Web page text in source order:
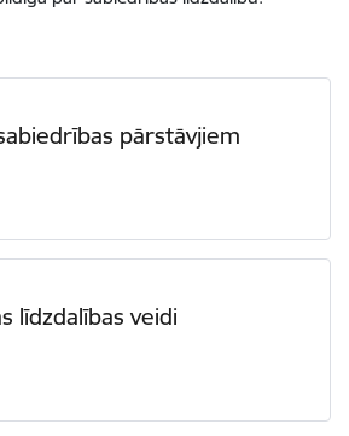
pārstāvjiem
līdzdalības veidi